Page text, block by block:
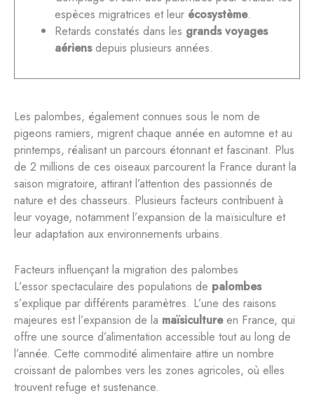
espèces migratrices et leur écosystème.
Retards constatés dans les grands voyages
aériensdepuis plusieurs années.
Les palombes, également connues sous le nom de
pigeons ramiers, migrent chaque année en automne et au
printemps, réalisant un parcours étonnant et fascinant. Plus
de 2 millions de ces oiseaux parcourent la France durant la
saison migratoire, attirant l’attention des passionnés de
nature et des chasseurs. Plusieurs facteurs contribuent à
leur voyage, notamment l’expansion de la maïsiculture et
leur adaptation aux environnements urbains.
Facteurs influençant la migration des palombes
L’essor spectaculaire des populations de palombes
s’explique par différents paramètres. L’une des raisons
majeures est l’expansion de la maïsicultureen France, qui
offre une source d’alimentation accessible tout au long de
l’année. Cette commodité alimentaire attire un nombre
croissant de palombes vers les zones agricoles, où elles
trouvent refuge et sustenance.